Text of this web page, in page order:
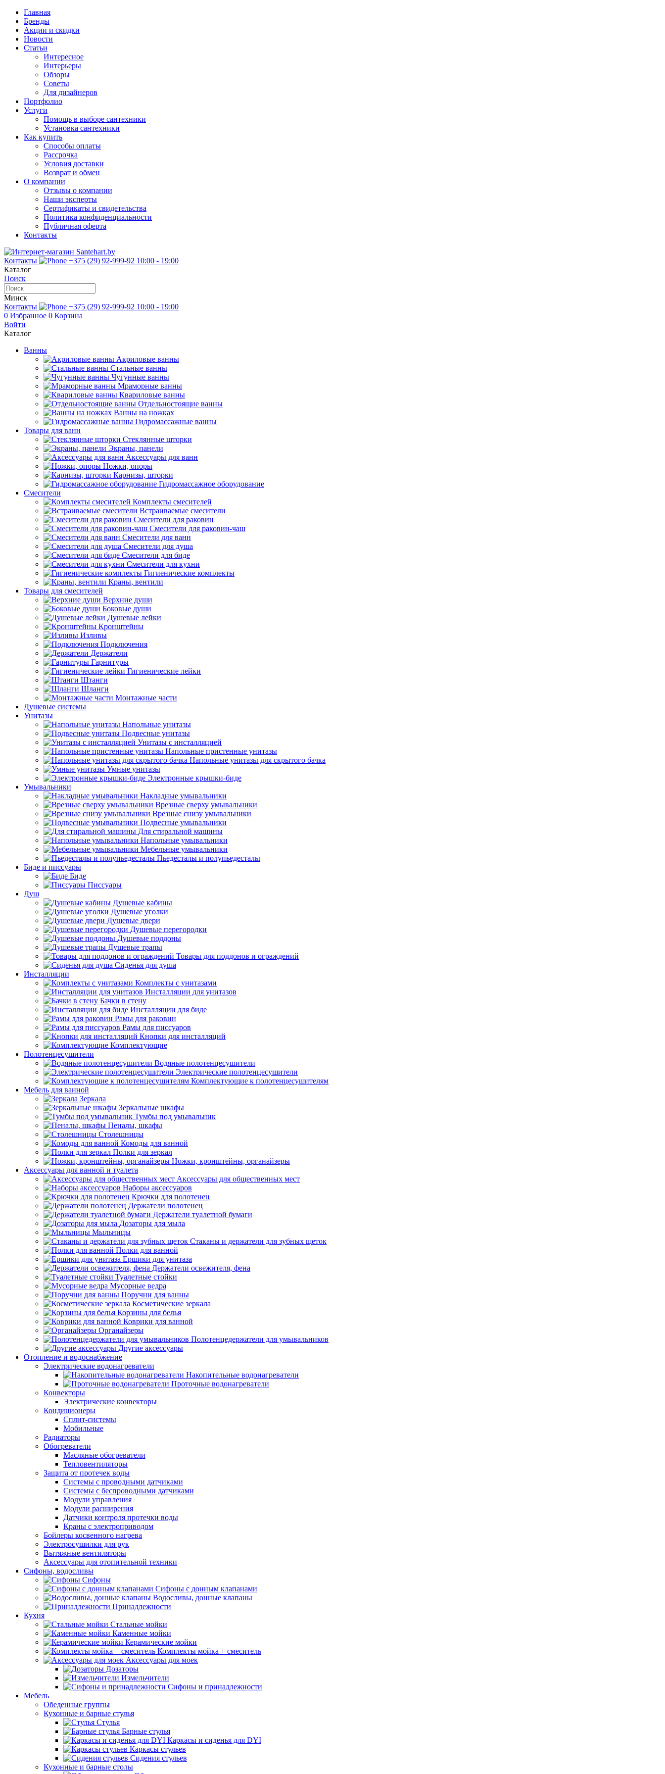
Главная
Бренды
Акции и скидки
Новости
Статьи
Интересное
Интерьеры
Обзоры
Советы
Для дизайнеров
Портфолио
Услуги
Помощь в выборе сантехники
Установка сантехники
Как купить
Способы оплаты
Рассрочка
Условия доставки
Возврат и обмен
О компании
Отзывы о компании
Наши эксперты
Сертификаты и свидетельства
Политика конфиденциальности
Публичная оферта
Контакты
Контакты +375 (29) 92-999-92 10:00 - 19:00
Каталог
Поиск
Минск
Контакты
+375 (29) 92-999-92 10:00 - 19:00
0 Избранное 0 Корзина
Войти
Каталог
Ванны
Акриловые ванны
Стальные ванны
Чугунные ванны
Мраморные ванны
Квариловые ванны
Отдельностоящие ванны
Ванны на ножках
Гидромассажные ванны
Товары для ванн
Стеклянные шторки
Экраны, панели
Аксессуары для ванн
Ножки, опоры
Карнизы, шторки
Гидромассажное оборудование
Смесители
Комплекты смесителей
Встраиваемые смесители
Смесители для раковин
Смесители для раковин-чаш
Смесители для ванн
Смесители для душа
Смесители для биде
Смесители для кухни
Гигиенические комплекты
Краны, вентили
Товары для смесителей
Верхние души
Боковые души
Душевые лейки
Кронштейны
Изливы
Подключения
Держатели
Гарнитуры
Гигиенические лейки
Штанги
Шланги
Монтажные части
Душевые системы
Унитазы
Напольные унитазы
Подвесные унитазы
Унитазы с инсталляцией
Напольные пристенные унитазы
Напольные унитазы для скрытого бачка
Умные унитазы
Электронные крышки-биде
Умывальники
Накладные умывальники
Врезные сверху умывальники
Врезные снизу умывальники
Подвесные умывальники
Для стиральной машины
Напольные умывальники
Мебельные умывальники
Пьедесталы и полупьедесталы
Биде и писсуары
Биде
Писсуары
Душ
Душевые кабины
Душевые уголки
Душевые двери
Душевые перегородки
Душевые поддоны
Душевые трапы
Товары для поддонов и ограждений
Сиденья для душа
Инсталляции
Комплекты с унитазами
Инсталляции для унитазов
Бачки в стену
Инсталляции для биде
Рамы для раковин
Рамы для писсуаров
Кнопки для инсталляций
Комплектующие
Полотенцесушители
Водяные полотенцесушители
Электрические полотенцесушители
Комплектующие к полотенцесушителям
Мебель для ванной
Зеркала
Зеркальные шкафы
Тумбы под умывальник
Пеналы, шкафы
Столешницы
Комоды для ванной
Полки для зеркал
Ножки, кронштейны, органайзеры
Аксессуары для ванной и туалета
Аксессуары для общественных мест
Наборы аксессуаров
Крючки для полотенец
Держатели полотенец
Держатели туалетной бумаги
Дозаторы для мыла
Мыльницы
Стаканы и держатели для зубных щеток
Полки для ванной
Ершики для унитаза
Держатели освежителя, фена
Туалетные стойки
Мусорные ведра
Поручни для ванны
Косметические зеркала
Корзины для белья
Коврики для ванной
Органайзеры
Полотенцедержатели для умывальников
Другие аксессуары
Отопление и водоснабжение
Электрические водонагреватели
Накопительные водонагреватели
Проточные водонагреватели
Конвекторы
Электрические конвекторы
Кондиционеры
Сплит-системы
Мобильные
Радиаторы
Обогреватели
Масляные обогреватели
Тепловентиляторы
Защита от протечек воды
Системы с проводными датчиками
Системы с беспроводными датчиками
Модули управления
Модули расширения
Датчики контроля протечки воды
Краны с электроприводом
Бойлеры косвенного нагрева
Электросушилки для рук
Вытяжные вентиляторы
Аксессуары для отопительной техники
Сифоны, водосливы
Сифоны
Сифоны с донным клапанами
Водосливы, донные клапаны
Принадлежности
Кухня
Стальные мойки
Каменные мойки
Керамические мойки
Комплекты мойка + смеситель
Аксессуары для моек
Дозаторы
Измельчители
Сифоны и принадлежности
Мебель
Обеденные группы
Кухонные и барные стулья
Стулья
Барные стулья
Каркасы и сиденья для DYI
Каркасы стульев
Сидения стульев
Кухонные и барные столы